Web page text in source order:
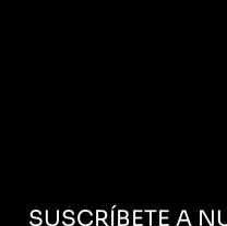
SUSCRÍBETE A